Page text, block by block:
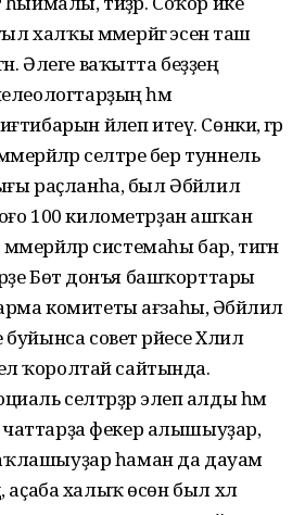
халҡы мәмерйәгә эсенә таш
Әлеге ваҡытта беҙҙең
һәм
йәлеп итеү. Сөнки, әгәр
селтәре бер туннель
раҫланһа, был Әбйәлил
100 километрҙан ашҡан
системаһы бар, тигән
Бөтә донъя башҡорттары
комитеты ағзаһы, Әбйәлил
совет рәйесе Хәлил
ҡоролтай сайтында.
селтәрҙәр элеп алды һәм
чаттарҙа фекер алышыуҙар,
һаман да дауам
аҫаба халыҡ өсөн был хәл